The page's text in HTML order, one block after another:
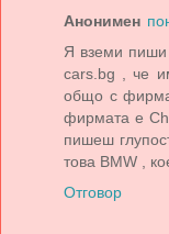
Анонимен
Я вземи
cars.bg , че
общо с
фирмата е
пишеш
това BMW ,
Отговор